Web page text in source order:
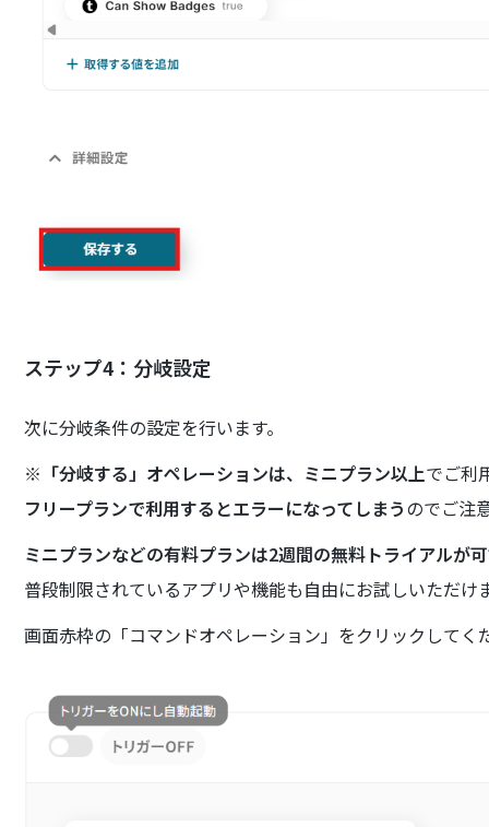
ステップ4：分岐設定
次に分岐条件の設定を行います。
※ 「分岐する」オペレーションは、ミニプラン以上でご利
フリープランで利用するとエラーになってしまうのでご注
ミニプランなどの有料プランは2週間の無料トライアルが
普段制限されているアプリや機能も自由にお試しいただ
画面赤枠の「コマンドオペレーション」をクリックしてく